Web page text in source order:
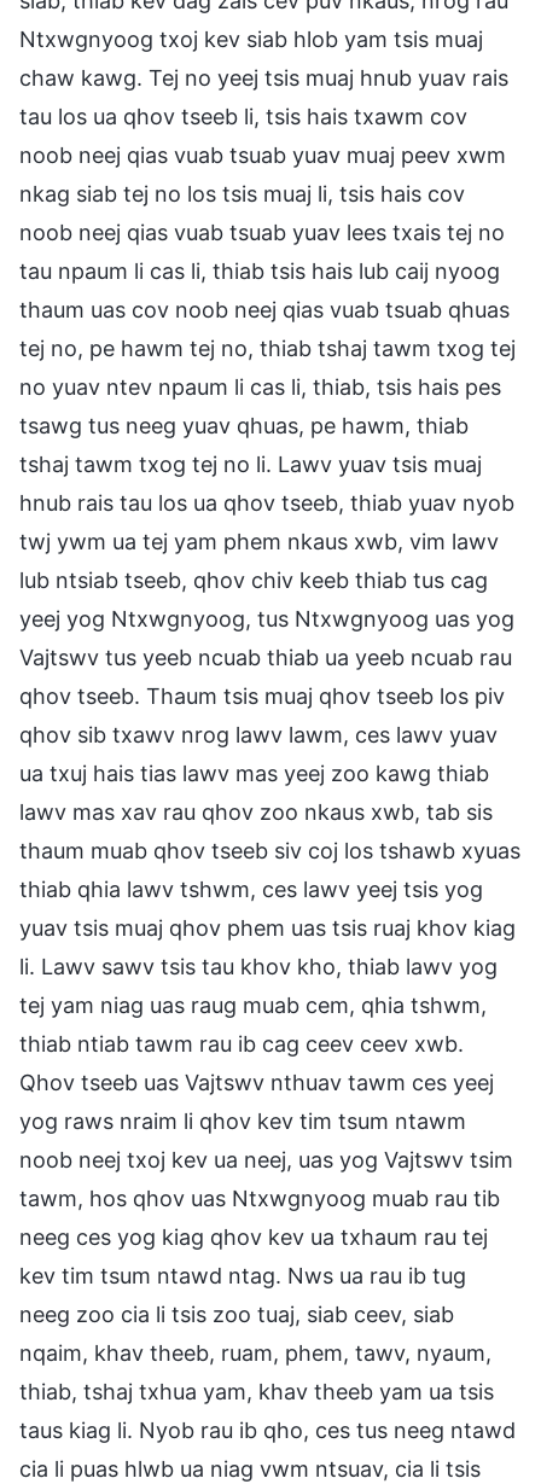
Ntxwgnyoog txoj kev siab hlob yam tsis muaj
chaw kawg. Tej no yeej tsis muaj hnub yuav rais
tau los ua qhov tseeb li, tsis hais txawm cov
noob neej qias vuab tsuab yuav muaj peev xwm
nkag siab tej no los tsis muaj li, tsis hais cov
noob neej qias vuab tsuab yuav lees txais tej no
tau npaum li cas li, thiab tsis hais lub caij nyoog
thaum uas cov noob neej qias vuab tsuab qhuas
tej no, pe hawm tej no, thiab tshaj tawm txog tej
no yuav ntev npaum li cas li, thiab, tsis hais pes
tsawg tus neeg yuav qhuas, pe hawm, thiab
tshaj tawm txog tej no li. Lawv yuav tsis muaj
hnub rais tau los ua qhov tseeb, thiab yuav nyob
twj ywm ua tej yam phem nkaus xwb, vim lawv
lub ntsiab tseeb, qhov chiv keeb thiab tus cag
yeej yog Ntxwgnyoog, tus Ntxwgnyoog uas yog
Vajtswv tus yeeb ncuab thiab ua yeeb ncuab rau
qhov tseeb. Thaum tsis muaj qhov tseeb los piv
qhov sib txawv nrog lawv lawm, ces lawv yuav
ua txuj hais tias lawv mas yeej zoo kawg thiab
lawv mas xav rau qhov zoo nkaus xwb, tab sis
thaum muab qhov tseeb siv coj los tshawb xyuas
thiab qhia lawv tshwm, ces lawv yeej tsis yog
yuav tsis muaj qhov phem uas tsis ruaj khov kiag
li. Lawv sawv tsis tau khov kho, thiab lawv yog
tej yam niag uas raug muab cem, qhia tshwm,
thiab ntiab tawm rau ib cag ceev ceev xwb.
Qhov tseeb uas Vajtswv nthuav tawm ces yeej
yog raws nraim li qhov kev tim tsum ntawm
noob neej txoj kev ua neej, uas yog Vajtswv tsim
tawm, hos qhov uas Ntxwgnyoog muab rau tib
neeg ces yog kiag qhov kev ua txhaum rau tej
kev tim tsum ntawd ntag. Nws ua rau ib tug
neeg zoo cia li tsis zoo tuaj, siab ceev, siab
nqaim, khav theeb, ruam, phem, tawv, nyaum,
thiab, tshaj txhua yam, khav theeb yam ua tsis
taus kiag li. Nyob rau ib qho, ces tus neeg ntawd
cia li puas hlwb ua niag vwm ntsuav, cia li tsis